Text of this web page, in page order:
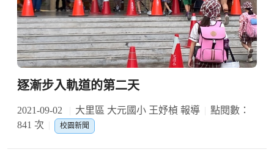
逐漸步入軌道的第二天
2021-09-02 大里區 大元國小 王妤楨 報導
點閱數：
841 次
校園新聞